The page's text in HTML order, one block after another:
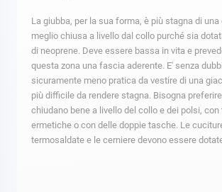
La giubba, per la sua forma, è più stagna di
meglio chiusa a livello dal collo purché sia
di neoprene. Deve essere bassa in vita e
questa zona una fascia aderente. E' senza
sicuramente meno pratica da vestire di una
più difficile da rendere stagna. Bisogna
chiudano bene a livello del collo e dei polsi,
ermetiche o con delle doppie tasche. Le
termosaldate e le cerniere devono essere